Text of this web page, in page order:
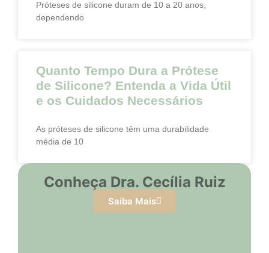
Próteses de silicone duram de 10 a 20 anos,
dependendo
Quanto Tempo Dura a Prótese
de Silicone? Entenda a Vida Útil
e os Cuidados Necessários
As próteses de silicone têm uma durabilidade
média de 10
Conheça Dra. Cecília Ruiz
Saiba Mais